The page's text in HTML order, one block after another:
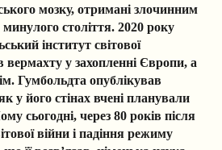
мозку, отримані злочинним
століття. 2020 року
інститут світової
вермахту у захопленні Європи, а
Гумбольдта опублікував
у його стінах вчені планували
сьогодні, через 80 років після
війни і падіння режиму